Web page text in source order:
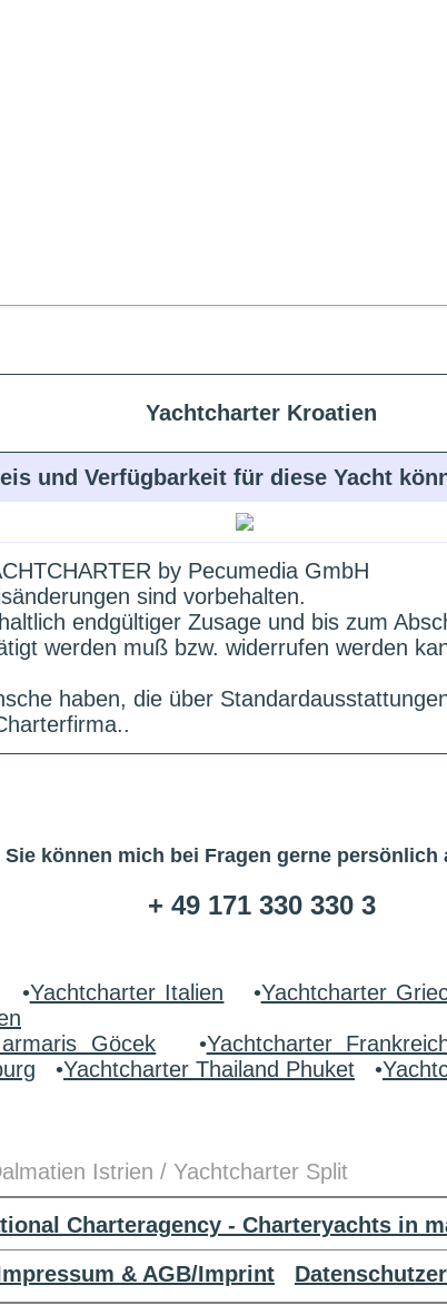
Yachtcharter Kroatien
und Verfügbarkeit für diese Yacht
by Pecumedia GmbH
sind vorbehalten.
endgültiger Zusage und bis zum
werden muß bzw. widerrufen werden
haben, die über
Sie können mich bei Fragen gerne persönlich
+ 49 171 330 330 3
•Yachtcharter Italien •Yachtcharter
Göcek •Yachtcharter
•Yachtcharter Thailand Phuket •
Istrien / Yachtcharter Split
Charteragency - Charteryachts in
& AGB/Imprint